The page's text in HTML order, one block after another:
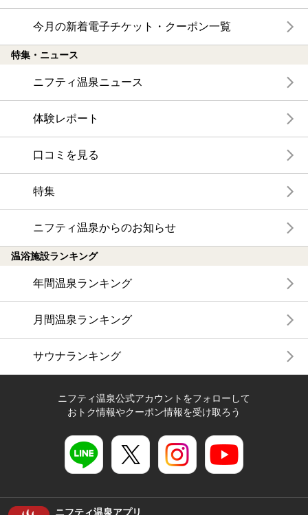
今月の新着電子チケット・クーポン一覧
特集・ニュース
ニフティ温泉ニュース
体験レポート
口コミを見る
特集
ニフティ温泉からのお知らせ
温浴施設ランキング
年間温泉ランキング
月間温泉ランキング
サウナランキング
ニフティ温泉公式アカウントをフォローして
おトク情報やクーポン情報を受け取ろう
ニフティ温泉アプリ